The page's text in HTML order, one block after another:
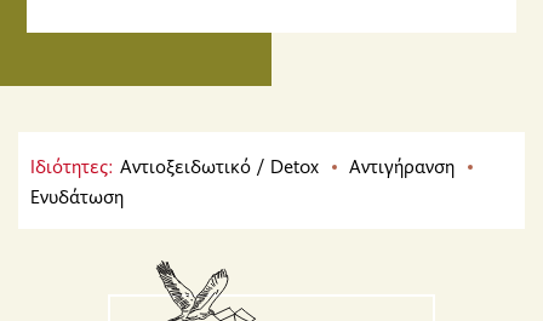
Ιδιότητες: Αντιοξειδωτικό / Detox
Αντιγήρανση
Ενυδάτωση